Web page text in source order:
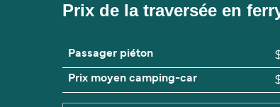
Prix de la traversée en
Passager piéton
Prix moyen camping-car